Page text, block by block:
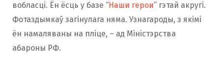
вобласці. Ён ёсць у базе “Наши герои” гэтай акругі.
Фотаздымкаў загінулага няма. Узнагароды, з якімі
ён намаляваны на пліце, – ад Міністэрства
абароны РФ.